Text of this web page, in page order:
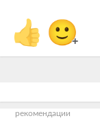
👍 🙂+
рекомендации